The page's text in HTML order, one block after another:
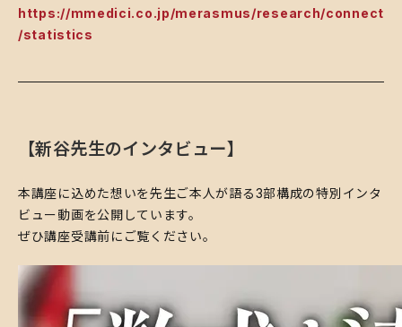
https://mmedici.co.jp/merasmus/research/connect
/statistics
【新谷先生のインタビュー】
​本講座に込めた想いを先生ご本人が語る3部構成の特別インタ
ビュー動画を公開しています。
ぜひ講座受講前にご覧ください。